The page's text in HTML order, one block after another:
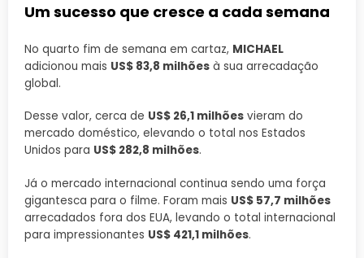
Um sucesso que cresce a cada semana
No quarto fim de semana em cartaz, MICHAEL
adicionou mais US$ 83,8 milhões à sua arrecadação
global.
Desse valor, cerca de US$ 26,1 milhões vieram do
mercado doméstico, elevando o total nos Estados
Unidos para US$ 282,8 milhões.
Já o mercado internacional continua sendo uma força
gigantesca para o filme. Foram mais US$ 57,7 milhões
arrecadados fora dos EUA, levando o total internacional
para impressionantes US$ 421,1 milhões.